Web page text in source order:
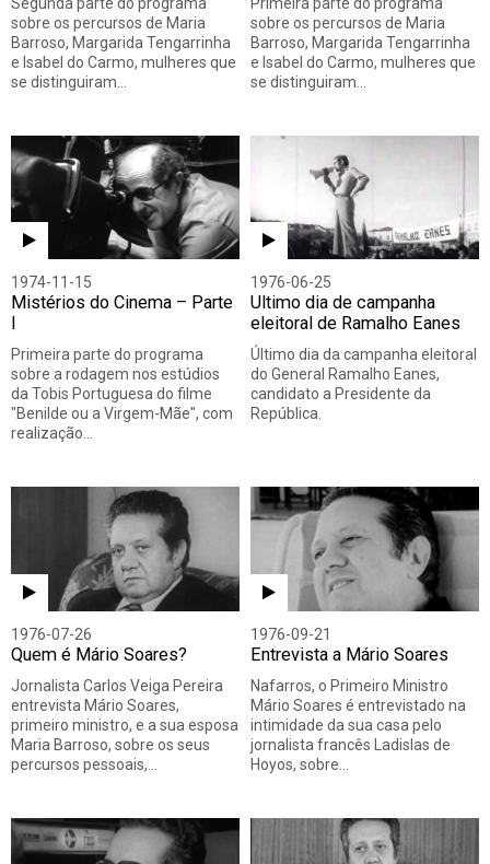
sobre os percursos de Maria
Barroso, Margarida Tengarrinha
e Isabel do Carmo, mulheres que
se distinguiram…
sobre os percursos de Maria
Barroso, Margarida Tengarrinha
e Isabel do Carmo, mulheres que
se distinguiram…
1974-11-15
Mistérios do Cinema – Parte
Primeira parte do programa
sobre a rodagem nos estúdios
da Tobis Portuguesa do filme
"Benilde ou a Virgem-Mãe", com
realização…
1976-06-25
Ultimo dia de campanha
eleitoral de Ramalho Eanes
Último dia da campanha eleitoral
do General Ramalho Eanes,
candidato a Presidente da
República.
1976-07-26
Quem é Mário Soares?
Jornalista Carlos Veiga Pereira
entrevista Mário Soares,
primeiro ministro, e a sua esposa
Maria Barroso, sobre os seus
percursos pessoais,…
1976-09-21
Entrevista a Mário Soares
Nafarros, o Primeiro Ministro
Mário Soares é entrevistado na
intimidade da sua casa pelo
jornalista francês Ladislas de
Hoyos, sobre…